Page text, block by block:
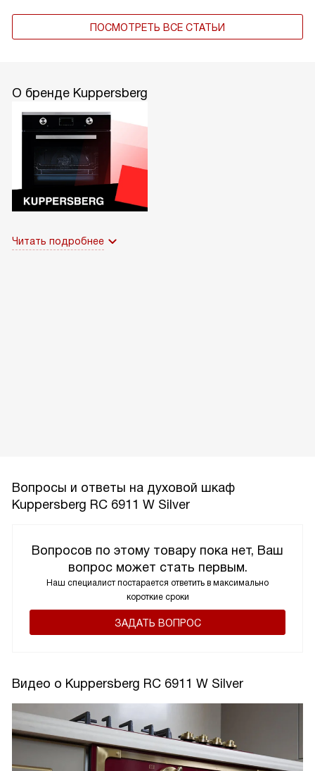
ПОСМОТРЕТЬ ВСЕ СТАТЬИ
О бренде Kuppersberg
Читать подробнее
Вопросы и ответы на духовой шкаф
Kuppersberg RC 6911 W Silver
Вопросов по этому товару пока нет, Ваш
вопрос может стать первым.
Наш специалист постарается ответить в максимально
короткие сроки
ЗАДАТЬ ВОПРОС
Видео о Kuppersberg RC 6911 W Silver